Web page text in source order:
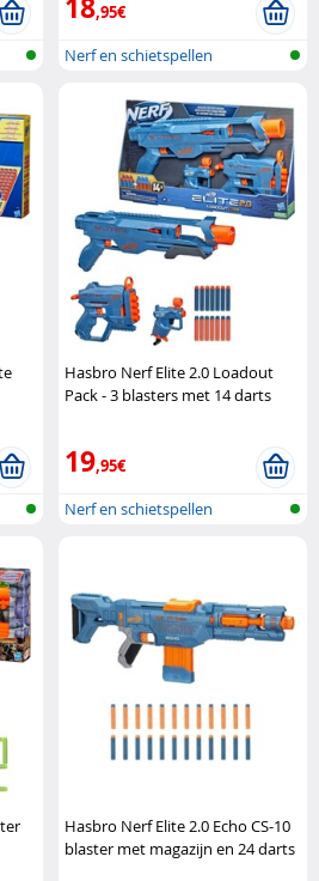
,95€
Nerf en schietspellen
Hasbro Nerf Elite 2.0 Loadout
Pack - 3 blasters met 14 darts
19,95€
Nerf en schietspellen
Hasbro Nerf Elite 2.0 Echo CS-10
blaster met magazijn en 24 darts